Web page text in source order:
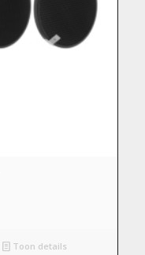
Toon details